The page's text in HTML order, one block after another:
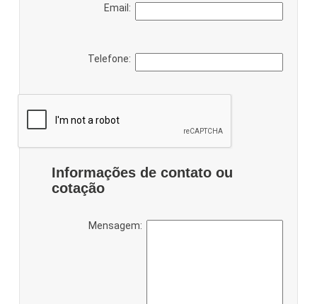
Email:
Telefone:
Informações de contato ou
cotação
Mensagem: